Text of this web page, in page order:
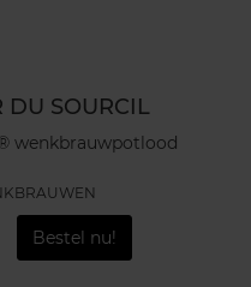
DU SOURCIL
wenkbrauwpotlood
Bestel nu!